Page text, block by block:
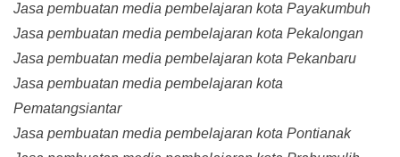
Jasa pembuatan media pembelajaran kota Payakumbuh
Jasa pembuatan media pembelajaran kota Pekalongan
Jasa pembuatan media pembelajaran kota Pekanbaru
Jasa pembuatan media pembelajaran kota
Pematangsiantar
Jasa pembuatan media pembelajaran kota Pontianak